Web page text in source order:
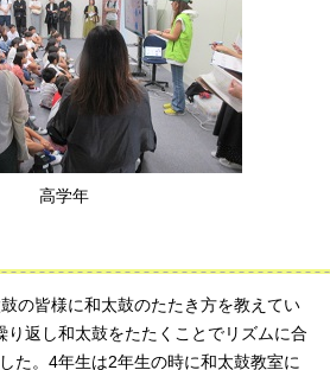
高学年
の皆様に和太鼓のたたき方を教えてい
り返し和太鼓をたたくことでリズムに合
た。4年生は2年生の時に和太鼓教室に